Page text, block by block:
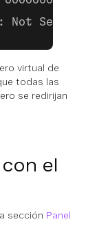
Not Set
virtual de
todas las
se redirijan
el
sección Panel